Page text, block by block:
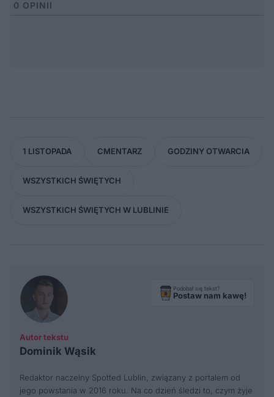
0 OPINII
1 LISTOPADA CMENTARZ GODZINY OTWARCIA
WSZYSTKICH ŚWIĘTYCH
WSZYSTKICH ŚWIĘTYCH W LUBLINIE
Autor tekstu
Dominik Wąsik
Podobał się tekst?
Postaw nam kawę!
Redaktor naczelny Spotted Lublin, związany z portalem od
jego powstania w 2016 roku. Na co dzień śledzi to, czym żyje